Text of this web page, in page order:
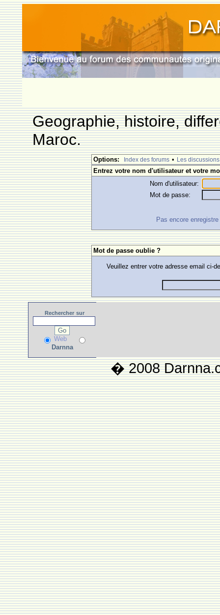
Geographie, histoire,
Maroc.
Options: Index des forums • Les discussions
Entrez votre nom d'utilisateur et votre
Nom d'utilisateur:
Mot de passe:
Pas encore
Mot de passe oublie ?
Veuillez entrer votre adresse email ci-
Rechercher sur
Web
Darnna
� 2008